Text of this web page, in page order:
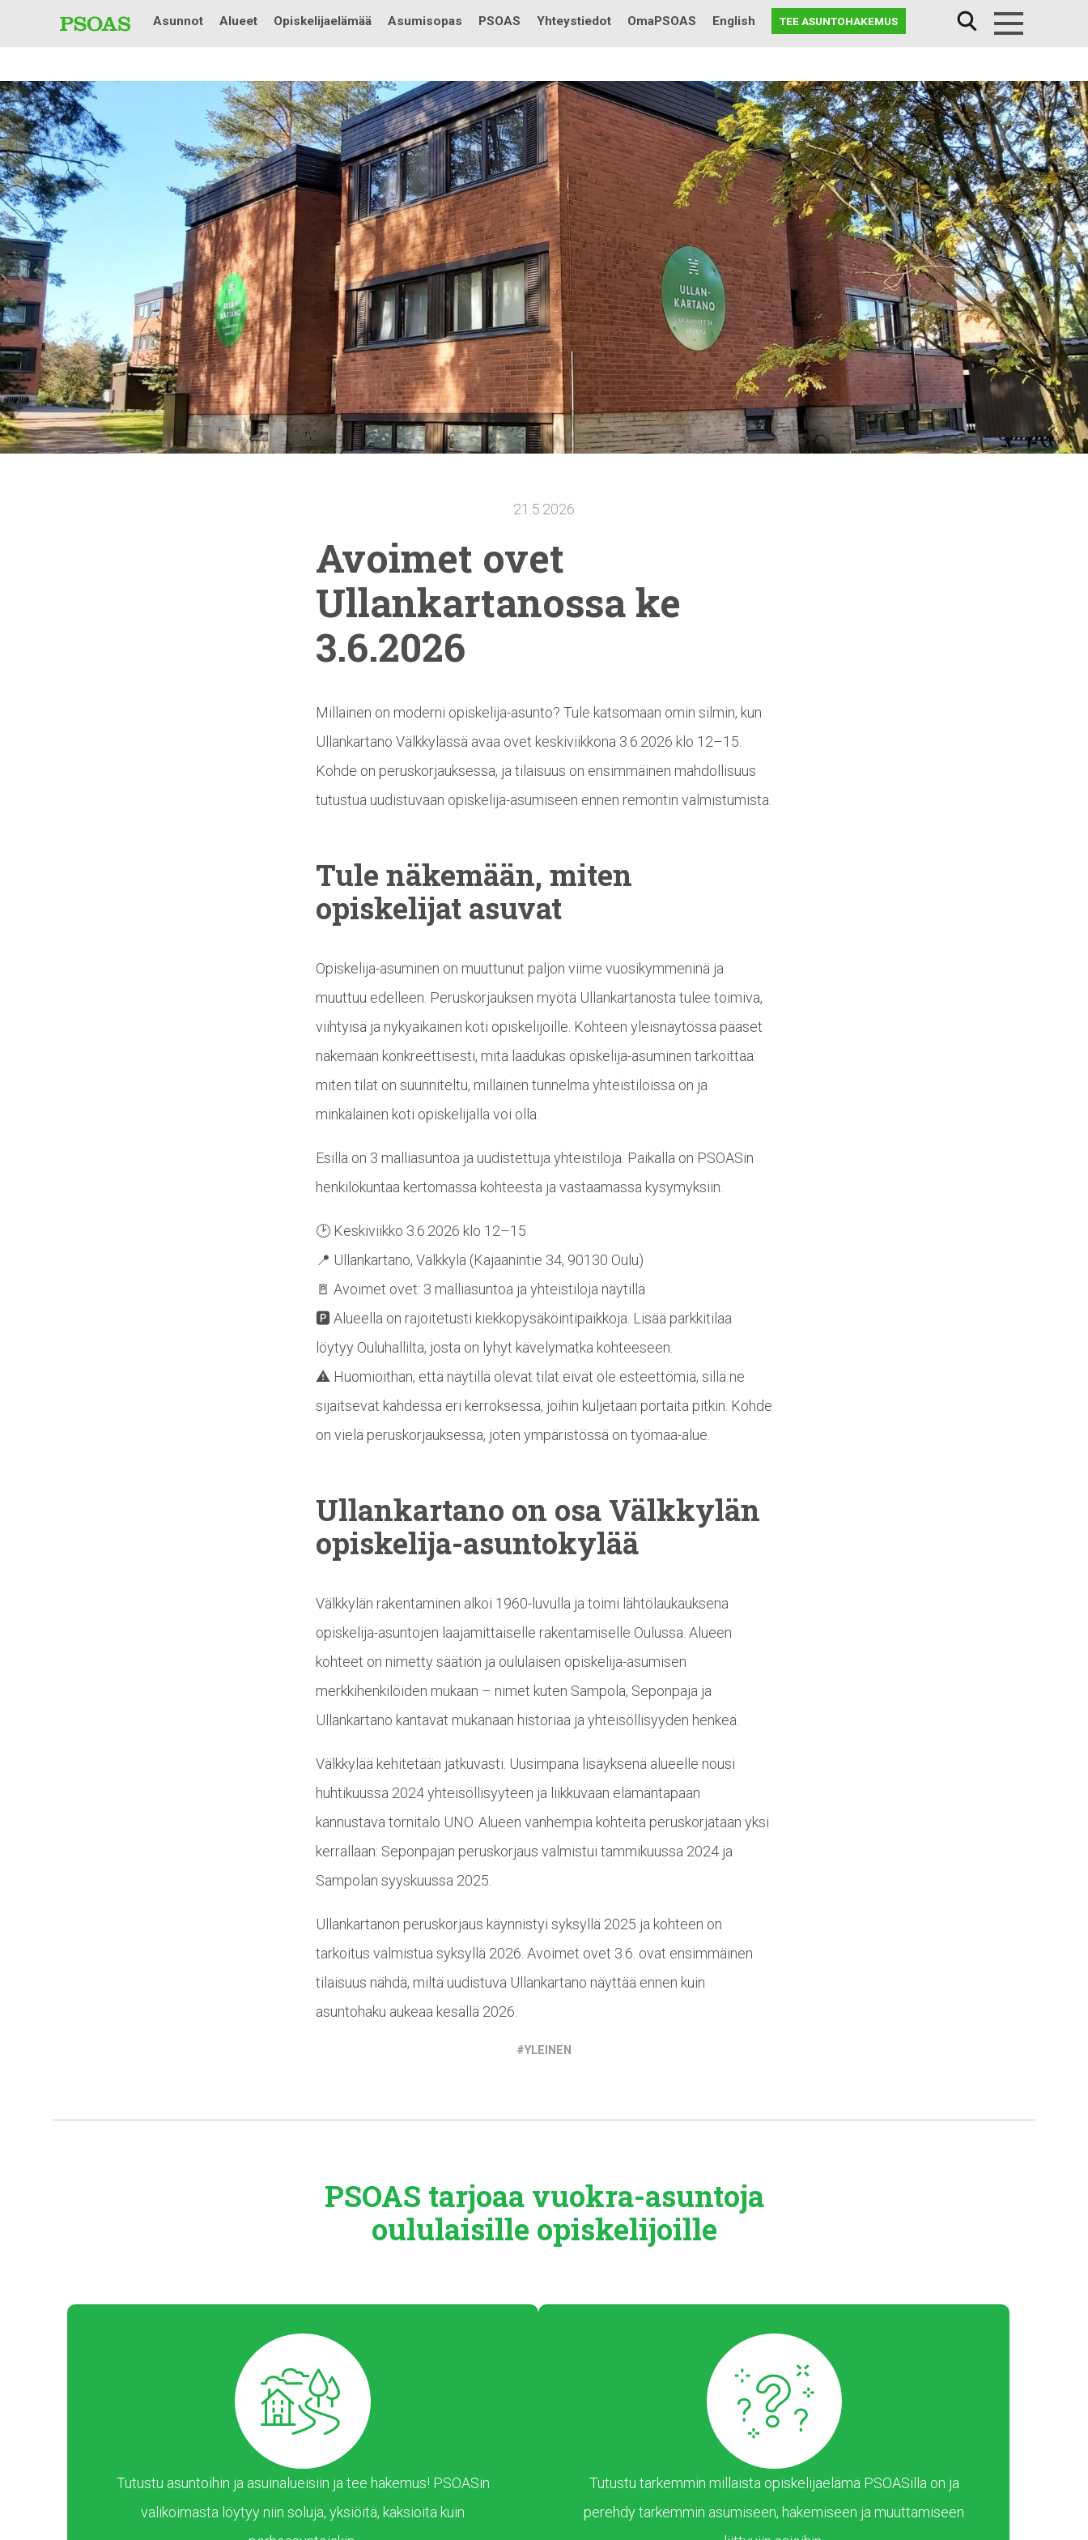
Testi
Asunnot Alueet Opiskelijaelämää Asumisopas PSOAS Yhteystiedot OmaPSOAS English TEE ASUNTOHAKEMUS
21.5.2026
Avoimet ovet
Ullankartanossake
3.6.2026
Millainen on moderni opiskelija-asunto? Tule katsomaan omin silmin, kun
Ullankartano Välkkylässä avaa ovet keskiviikkona 3.6.2026 klo 12–15.
Kohde on peruskorjauksessa, ja tilaisuus on ensimmäinen mahdollisuus
tutustua uudistuvaan opiskelija-asumiseen ennen remontin valmistumista.
Tule näkemään, miten
opiskelijat asuvat
Opiskelija-asuminen on muuttunut paljon viime vuosikymmeninä ja
muuttuu edelleen. Peruskorjauksen myötä Ullankartanosta tulee toimiva,
viihtyisä ja nykyaikainen koti opiskelijoille. Kohteen yleisnäytössä pääset
näkemään konkreettisesti, mitä laadukas opiskelija-asuminen tarkoittaa:
miten tilat on suunniteltu, millainen tunnelma yhteistiloissa on ja
minkälainen koti opiskelijalla voi olla.
Esillä on 3 malliasuntoa ja uudistettuja yhteistiloja. Paikalla on PSOASin
henkilökuntaa kertomassa kohteesta ja vastaamassa kysymyksiin.
🕑 Keskiviikko 3.6.2026 klo 12–15
📍 Ullankartano, Välkkylä (Kajaanintie 34, 90130 Oulu)
🚪 Avoimet ovet: 3 malliasuntoa ja yhteistiloja näytillä
🅿️ Alueella on rajoitetusti kiekkopysäköintipaikkoja. Lisää parkkitilaa
löytyy Ouluhallilta, josta on lyhyt kävelymatka kohteeseen.
⚠️ Huomioithan, että näytillä olevat tilat eivät ole esteettömiä, sillä ne
sijaitsevat kahdessa eri kerroksessa, joihin kuljetaan portaita pitkin. Kohde
on vielä peruskorjauksessa, joten ympäristössä on työmaa-alue.
Ullankartano on osa Välkkylän
opiskelija-asuntokylää
Välkkylän rakentaminen alkoi 1960-luvulla ja toimi lähtölaukauksena
opiskelija-asuntojen laajamittaiselle rakentamiselle Oulussa. Alueen
kohteet on nimetty säätiön ja oululaisen opiskelija-asumisen
merkkihenkilöiden mukaan – nimet kuten Sampola, Seponpaja ja
Ullankartano kantavat mukanaan historiaa ja yhteisöllisyyden henkeä.
Välkkylää kehitetään jatkuvasti. Uusimpana lisäyksenä alueelle nousi
huhtikuussa 2024 yhteisöllisyyteen ja liikkuvaan elämäntapaan
kannustava tornitalo UNO. Alueen vanhempia kohteita peruskorjataan yksi
kerrallaan: Seponpajan peruskorjaus valmistui tammikuussa 2024 ja
Sampolan syyskuussa 2025.
Ullankartanon peruskorjaus käynnistyi syksyllä 2025 ja kohteen on
tarkoitus valmistua syksyllä 2026. Avoimet ovet 3.6. ovat ensimmäinen
tilaisuus nähdä, miltä uudistuva Ullankartano näyttää ennen kuin
asuntohaku aukeaa kesällä 2026.
YLEINEN
PSOAS tarjoaa vuokra-asuntoja
oululaisille opiskelijoille
Tutustu asuntoihin ja asuinalueisiin ja tee hakemus! PSOASin
valikoimasta löytyy niin soluja, yksiöitä, kaksioita kuin
Tutustu tarkemmin millaista opiskelijaelämä PSOASilla on ja
perehdy tarkemmin asumiseen, hakemiseen ja muuttamiseen